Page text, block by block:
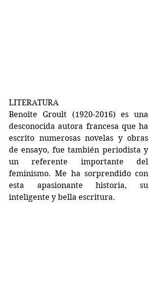
LITERATURA
Benoîte Groult (1920-2016) es una
desconocida autora francesa que ha
escrito numerosas novelas y obras
de ensayo, fue también periodista y
un referente importante del
feminismo. Me ha sorprendido con
esta apasionante historia, su
inteligente y bella escritura.